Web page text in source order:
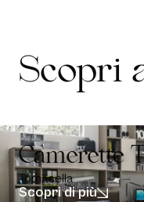
P
o
l
y
*
Scopri
Camerette
Tomasella
Scopri di più